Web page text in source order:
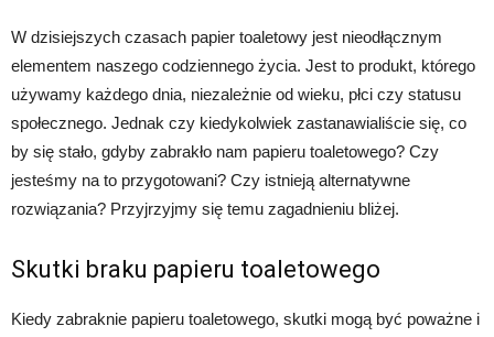
W dzisiejszych czasach papier toaletowy jest nieodłącznym
elementem naszego codziennego życia. Jest to produkt, którego
używamy każdego dnia, niezależnie od wieku, płci czy statusu
społecznego. Jednak czy kiedykolwiek zastanawialiście się, co
by się stało, gdyby zabrakło nam papieru toaletowego? Czy
jesteśmy na to przygotowani? Czy istnieją alternatywne
rozwiązania? Przyjrzyjmy się temu zagadnieniu bliżej.
Skutki braku papieru toaletowego
Kiedy zabraknie papieru toaletowego, skutki mogą być poważne i